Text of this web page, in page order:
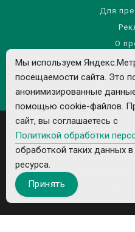
Для
О
Правила
Политика обработки
Все рекламируемые товары и
Мы используем
посещаемости сайта. Это
анонимизированные
помощью cookie-файлов.
сайт, вы соглашаетесь с
Политикой обработки
обработкой таких данных
ресурса.
Принять